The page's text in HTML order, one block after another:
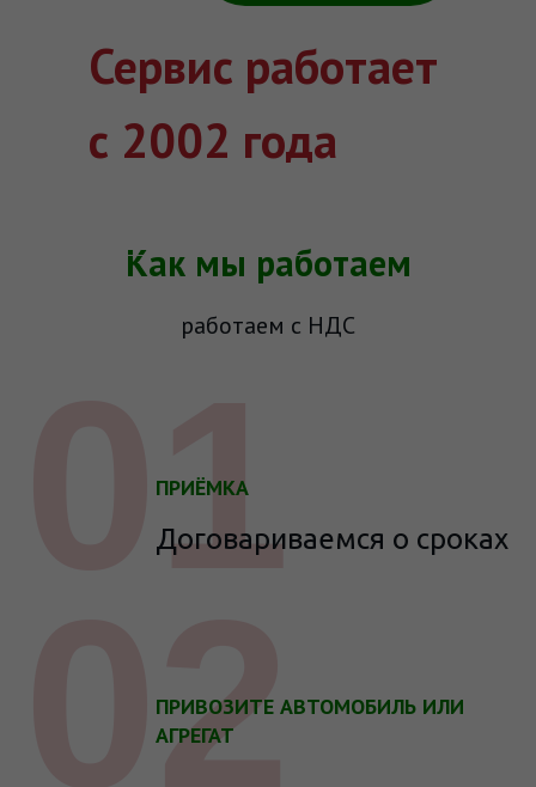
Сервис работает
с 2002 года
Как мы работаем
работаем с НДС
ПРИЁМКА
Договариваемся о сроках
01
ПРИВОЗИТЕ АВТОМОБИЛЬ ИЛИ
АГРЕГАТ
02